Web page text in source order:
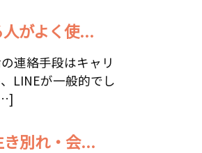
がよく使...
連絡手段はキャリ
LINEが一般的でし
別れ・会...